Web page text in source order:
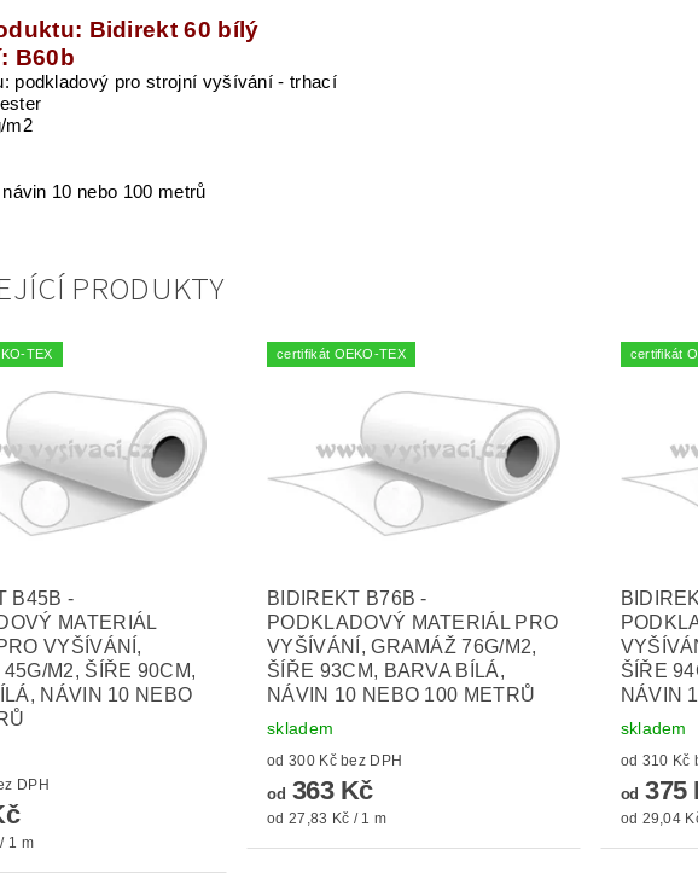
Bidirekt 60 bílý
B60b
podkladový pro strojní vyšívání - trhací
m2
10 nebo 100 metrů
PRODUKTY
TEX
B45B -
MATERIÁL
VYŠÍVÁNÍ,
M2, ŠÍŘE 90CM,
NÁVIN 10 NEBO
Kč bez DPH
1 m
certifikát OEKO-TEX
BIDIREKT B76B -
PODKLADOVÝ MATERIÁL PRO
VYŠÍVÁNÍ, GRAMÁŽ 76G/M2,
ŠÍŘE 93CM, BARVA BÍLÁ,
NÁVIN 10 NEBO 100 METRŮ
skladem
od 300 Kč bez DPH
od 363 Kč
od 27,83 Kč / 1 m
certifikát
ŠÍŘE
NÁVIN
skladem
od 375
od 29,04